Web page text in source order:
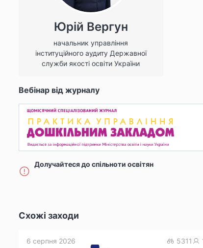
Юрій Вергун
начальник управління
інституційного аудиту Державної
служби якості освіти України
Вебінар від журналу
Долучайтеся до спільноти освітян
Схожі заходи
6 серпня 2026 5311